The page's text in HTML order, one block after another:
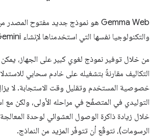
والتكنولوجيا نفسها التي استخدمناها لإنشاء Gemini.
من خلال توفير نموذج لغوي كبير على الجهاز،
التكاليف مقارنةً بتشغيله على خادم سحابي
خصوصية المستخدم وتقليل وقت الاستجابة. لا
التوليدي في المتصفّح في مراحله الأولى، ولكن مع
خلال زيادة ذاكرة الوصول العشوائي لوحدة
الرسومات)، نتوقّع أن تتوفّر المزيد من النماذج.